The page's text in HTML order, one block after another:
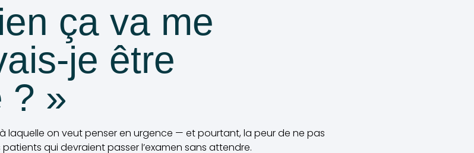
ça va me
je être
? »
laquelle on veut penser en urgence — et pourtant, la peur de ne pas
qui devraient passer l’examen sans attendre.